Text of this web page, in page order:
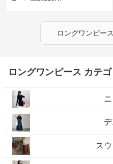
ロングワンピース
ロングワンピース カテ
ス